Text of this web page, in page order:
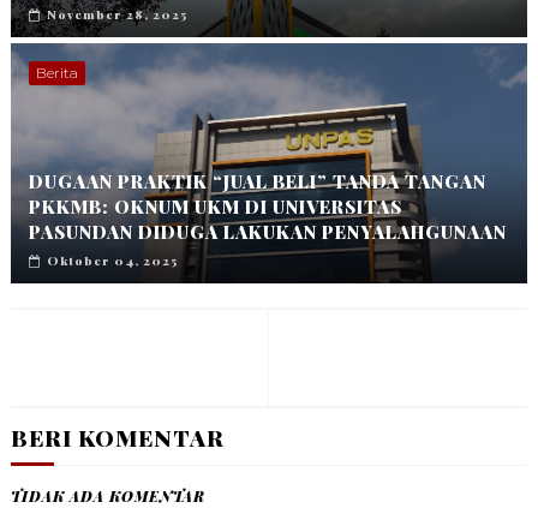
November 28, 2025
Berita
DUGAAN PRAKTIK “JUAL BELI” TANDA TANGAN
PKKMB: OKNUM UKM DI UNIVERSITAS
PASUNDAN DIDUGA LAKUKAN PENYALAHGUNAAN
Oktober 04, 2025
BERI KOMENTAR
TIDAK ADA KOMENTAR